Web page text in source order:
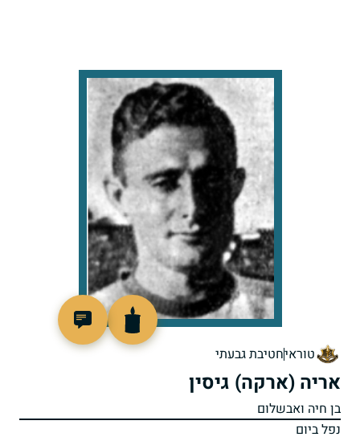
טוראיחטיבת גבעתי
אריה (ארקה) גיסין
בן חיה ואבשלום
נפל ביום